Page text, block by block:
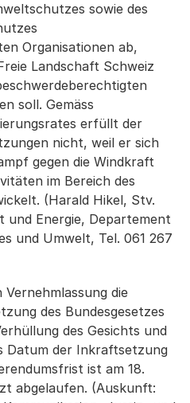
sowie des
Organisationen ab,
Landschaft Schweiz
soll. Gemäss
erfüllt der
nicht, weil er sich
gegen die Windkraft
im Bereich des
(Harald Hikel, Stv.
Energie, Departement
und Umwelt, Tel. 061 267
Vernehmlassung die
des Bundesgesetzes
des Gesichts und
Datum der Inkraftsetzung
ist am 18.
abgelaufen. (Auskunft: